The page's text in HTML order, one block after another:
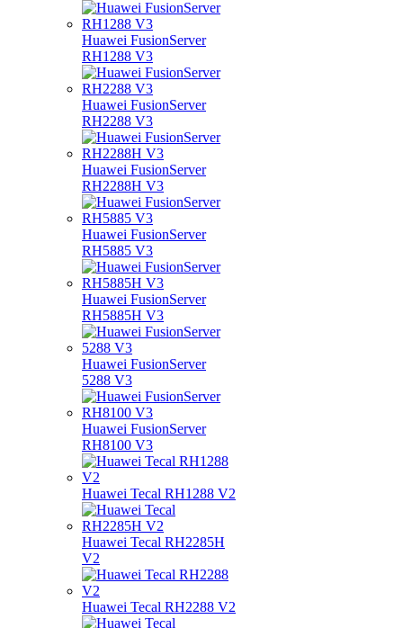
Huawei FusionServer
RH1288 V3
Huawei FusionServer
RH2288 V3
Huawei FusionServer
RH2288H V3
Huawei FusionServer
RH5885 V3
Huawei FusionServer
RH5885H V3
Huawei FusionServer
5288 V3
Huawei FusionServer
RH8100 V3
Huawei Tecal RH1288 V2
Huawei Tecal RH2285H
V2
Huawei Tecal RH2288 V2